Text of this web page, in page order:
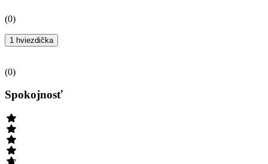
(0)
1 hviezdička
(0)
Spokojnosť